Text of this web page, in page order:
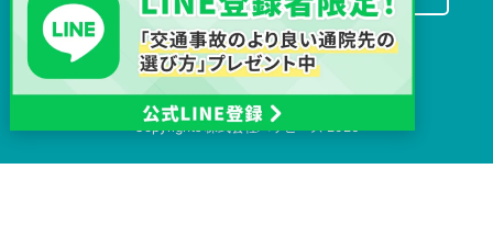
Copyrights株式会社ハッピーズ2026